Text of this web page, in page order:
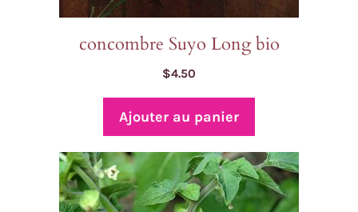
concombre Suyo Long bio
$4.50
Ajouter au panier
produit